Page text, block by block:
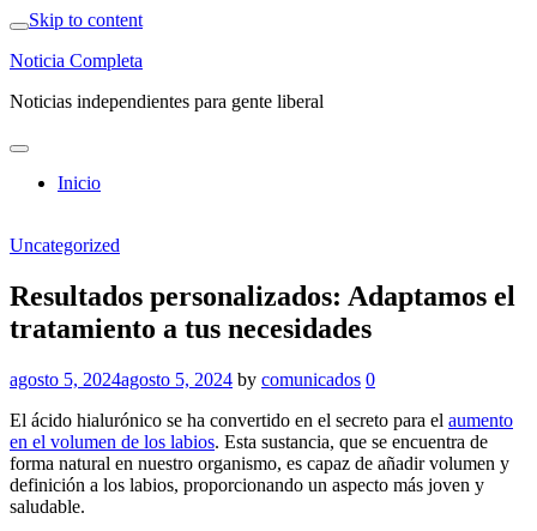
Skip to content
Noticia Completa
Noticias independientes para gente liberal
Inicio
Uncategorized
Resultados personalizados: Adaptamos el
tratamiento a tus necesidades
agosto 5, 2024agosto 5, 2024 by comunicados 0
El ácido hialurónico se ha convertido en el secreto para el aumento
en el volumen de los labios. Esta sustancia, que se encuentra de
forma natural en nuestro organismo, es capaz de añadir volumen y
definición a los labios, proporcionando un aspecto más joven y
saludable.